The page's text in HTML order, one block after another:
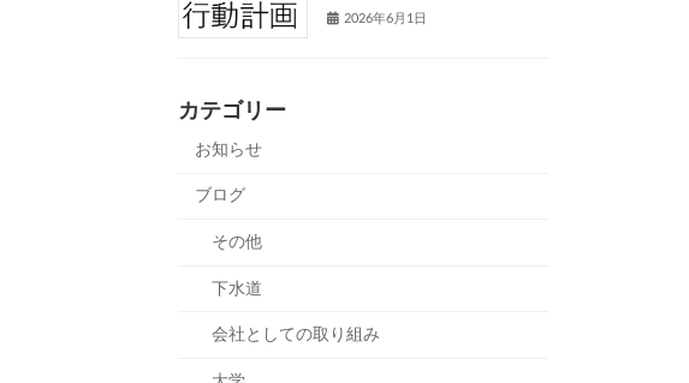
2026年6月1日
カテゴリー
お知らせ
ブログ
その他
下水道
会社としての取り組み